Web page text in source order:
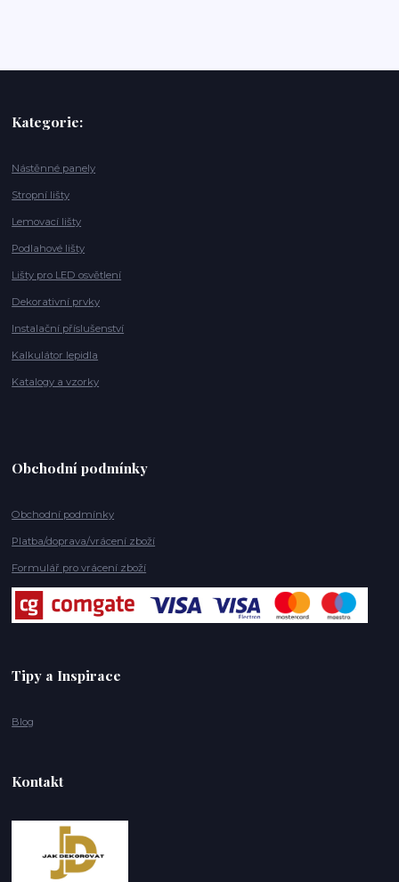
Kategorie:
Nástěnné panely
Stropní lišty
Lemovací lišty
Podlahové lišty
Lišty pro LED osvětlení
Dekorativní prvky
Instalační příslušenství
Kalkulátor lepidla
Katalogy a vzorky
Obchodní podmínky
Obchodní podmínky
Platba/doprava/vrácení zboží
Formulář pro vrácení zboží
Tipy a Inspirace
Blog
Kontakt